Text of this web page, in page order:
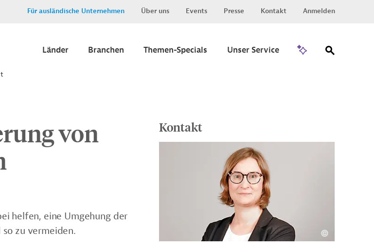
Für ausländische Unternehmen Über uns Events Presse Kontakt Anmelden
Länder Branchen Themen-Specials Unser Service
von
helfen, eine Umgehung der
zu vermeiden.
Kontakt